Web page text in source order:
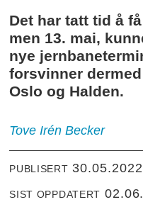
Det har tatt tid å
men 13. mai,
nye
forsvinner
Oslo og Halden.
Tove Irén Becker
PUBLISERT
SIST OPPDATERT